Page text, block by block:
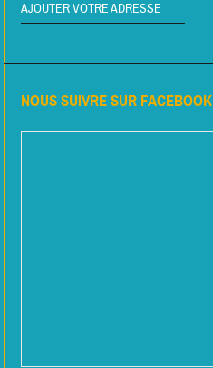
AJOUTER VOTRE ADRESSE
NOUS SUIVRE SUR FACEBOOK